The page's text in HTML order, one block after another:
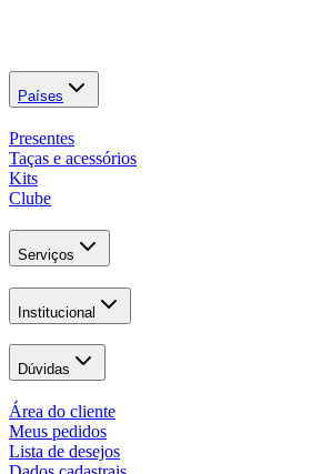
Países
Presentes
Taças e acessórios
Kits
Clube
Serviços
Institucional
Dúvidas
Área do cliente
Meus pedidos
Lista de desejos